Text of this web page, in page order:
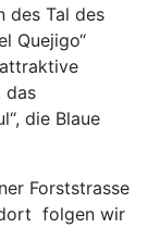
des Tal des
Quejigo“
das
die Blaue
Forststrasse
dort folgen wir